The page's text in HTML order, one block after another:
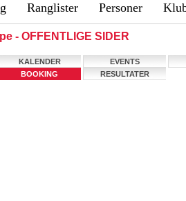
Ranglister Personer
- OFFENTLIGE SIDER
KALENDER
EVENTS
BOOKING RESULTATER